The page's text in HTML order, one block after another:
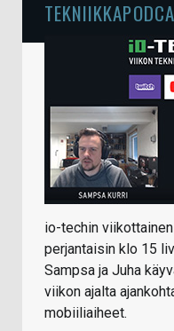
io-techin
perjantaisin klo 15
Sampsa ja Juha
viikon ajalta
mobiiliaiheet.